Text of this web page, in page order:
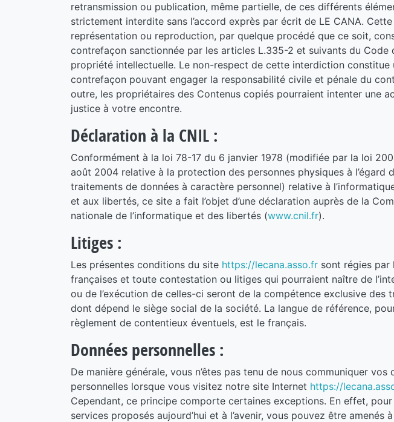
retransmission ou publication, même partielle, de ces différents
strictement interdite sans l’accord exprès par écrit de LE CANA. Cette
représentation ou reproduction, par quelque procédé que ce soit,
contrefaçon sanctionnée par les articles L.335-2 et suivants du Code
propriété intellectuelle. Le non-respect de cette interdiction constitue
contrefaçon pouvant engager la responsabilité civile et pénale du
outre, les propriétaires des Contenus copiés pourraient intenter une
justice à votre encontre.
Déclaration à la CNIL :
Conformément à la loi 78-17 du 6 janvier 1978 (modifiée par la loi
août 2004 relative à la protection des personnes physiques à l’égard
traitements de données à caractère personnel) relative à
et aux libertés, ce site a fait l’objet d’une déclaration auprès de la
nationale de l’informatique et des libertés (www.cnil.fr).
Litiges :
Les présentes conditions du site https://lecana.asso.fr sont régies par
françaises et toute contestation ou litiges qui pourraient naître de
ou de l’exécution de celles-ci seront de la compétence exclusive des
dont dépend le siège social de la société. La langue de référence,
règlement de contentieux éventuels, est le français.
Données personnelles :
De manière générale, vous n’êtes pas tenu de nous communiquer vos
personnelles lorsque vous visitez notre site Internet https://
Cependant, ce principe comporte certaines exceptions. En effet,
services proposés aujourd’hui et à l’avenir, vous pouvez être amenés